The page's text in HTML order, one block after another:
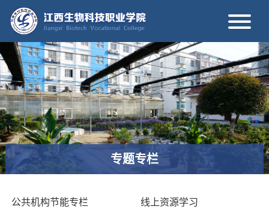
专题专栏
公共机构节能专栏
线上资源学习